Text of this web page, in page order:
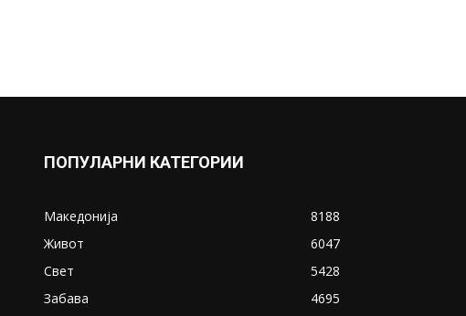
ПОПУЛАРНИ КАТЕГОРИИ
Македонија
8188
Живот
6047
Свет
5428
Забава
4695